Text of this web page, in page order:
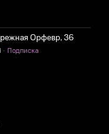
Орфевр, 36
Подписка
·